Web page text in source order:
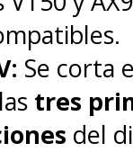
Se corta
tres
del